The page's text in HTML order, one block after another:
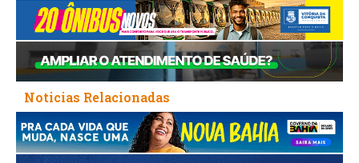
Noticias Relacionadas